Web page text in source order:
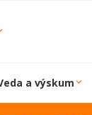
a výskum